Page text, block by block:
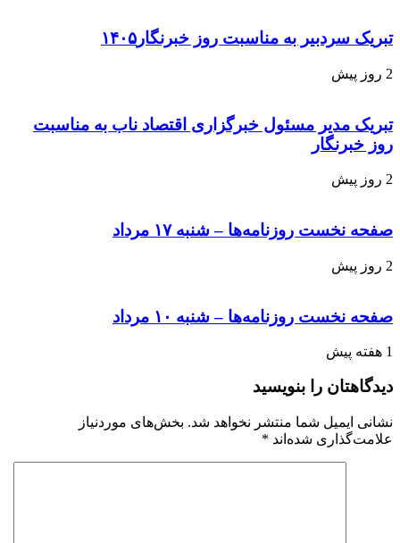
تبریک سردبیر به مناسبت روز خبرنگار۱۴۰۵
2 روز پیش
تبریک مدیر مسئول خبرگزاری اقتصاد ناب به مناسبت
روز خبرنگار
2 روز پیش
صفحه نخست روزنامه‌ها – شنبه ۱۷ مرداد
2 روز پیش
صفحه نخست روزنامه‌ها – شنبه ۱۰ مرداد
1 هفته پیش
دیدگاهتان را بنویسید
نشانی ایمیل شما منتشر نخواهد شد. بخش‌های موردنیاز
علامت‌گذاری شده‌اند *